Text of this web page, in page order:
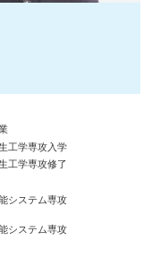
工学専攻入学
工学専攻修了
システム専攻
システム専攻